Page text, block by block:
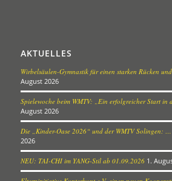
AKTUELLES
Wirbelsäulen-Gymnastik für einen starken Rücken
August 2026
Spielewoche beim WMTV: „Ein erfolgreicher Start in
August 2026
Die „Kinder-Oase 2026“ und der WMTV Solingen: …
2026
NEU: TAI-CHI im YANG-Stil ab 01.09.2026 1.